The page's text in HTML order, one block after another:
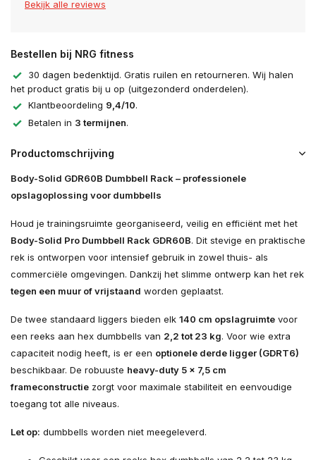
Bekijk alle reviews
Bestellen bij NRG fitness
30 dagen bedenktijd. Gratis ruilen en retourneren. Wij halen
het product gratis bij u op (uitgezonderd onderdelen).
Klantbeoordeling 9,4/10.
Betalen in 3 termijnen.
Productomschrijving
Body-Solid GDR60B Dumbbell Rack – professionele
opslagoplossing voor dumbbells
Houd je trainingsruimte georganiseerd, veilig en efficiënt met het
Body-Solid Pro Dumbbell Rack GDR60B. Dit stevige en praktische
rek is ontworpen voor intensief gebruik in zowel thuis- als
commerciële omgevingen. Dankzij het slimme ontwerp kan het rek
tegen een muur of vrijstaand worden geplaatst.
De twee standaard liggers bieden elk 140 cm opslagruimte voor
een reeks aan hex dumbbells van 2,2 tot 23 kg. Voor wie extra
capaciteit nodig heeft, is er een optionele derde ligger (GDRT6)
beschikbaar. De robuuste heavy-duty 5 x 7,5 cm
frameconstructie zorgt voor maximale stabiliteit en eenvoudige
toegang tot alle niveaus.
Let op: dumbbells worden niet meegeleverd.